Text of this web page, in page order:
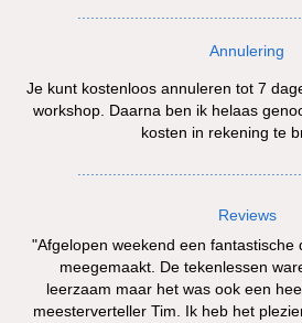
Annulering
Je kunt kostenloos annuleren tot 7
workshop. Daarna ben ik helaas
kosten in rekening te
Reviews
"Afgelopen weekend een fantastische
meegemaakt. De tekenlessen
leerzaam maar het was ook een
meesterverteller Tim. Ik heb het